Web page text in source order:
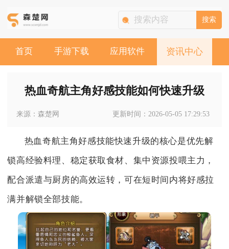
搜索
首页 手游下载 应用软件 资讯中心
热血奇航主角好感技能如何快速升级
来源：森楚网 更新时间：2026-05-05 17:29:53
热血奇航主角好感技能快速升级的核心是优先解
锁高经验料理、稳定获取食材、集中资源投喂主力，
配合派遣与厨房的高效运转，可在短时间内将好感拉
满并解锁全部技能。